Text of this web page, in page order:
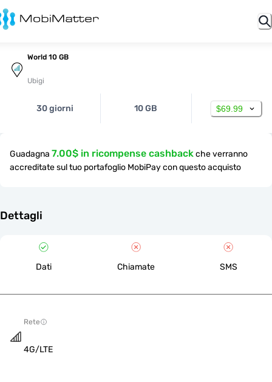
World 10 GB
Ubigi
30 giorni 10 GB $69.99
Guadagna 7.00$ in ricompense cashbackche verranno
accreditate sul tuo portafoglio MobiPay con questo acquisto
Dettagli
Dati Chiamate SMS
Rete
4G/LTE